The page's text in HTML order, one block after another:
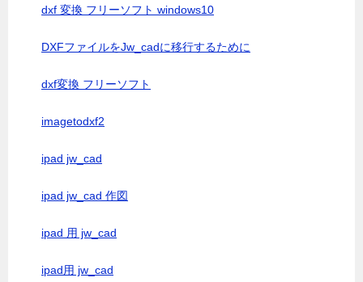
dxf 変換 フリーソフト windows10
DXFファイルをJw_cadに移行するために
dxf変換 フリーソフト
imagetodxf2
ipad jw_cad
ipad jw_cad 作図
ipad 用 jw_cad
ipad用 jw_cad